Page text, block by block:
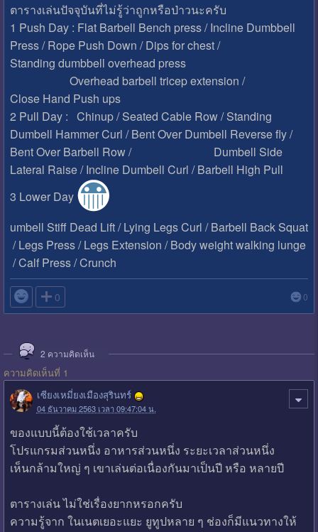
ตารางเล่นปัจจุบันที่ไม่รู้ว่าถูกหรือป่าวนะครับ
1 Push Day : Flat Barbell Bench press / Incline Dumbbell
Press / Rope Push Down / Dips for chest /
Standing dumbbell overhead press
Overhead barbell tricep extension /
Close Hand Push ups
2 Pull Day : Chinup / Seated Cable Row / Standing
Dumbell Hammer Curl / Bent Over Dumbell Reverse fly /
Bent Over Barbell Row / Dumbell Side
Lateral Raise / Incline Dumbell Curl / Barbell High Pull
3 Lower Day
umbell Stiff Dead Lift / Lying Legs Curl / Barbell Back Squat
/ Legs Press / Legs Extension / Body weight walking lunge
/ Calf Press / Crunch
 0 0
2 ความคิดเห็น
ความคิดเห็นที่ 1
เซียงเหมี่ยงเมืองสุรินทร์
04 ธันวาคม 2563 เวลา 09:47:04 น.
ของแบบนี้ต้องใช้เวลาครับ
โปรแกรมส่วนหนึ่ง อาหารส่วนหนึ่ง ระยะเวลาส่วนหนึ่ง
เห็นกล้ามใหญ่ ๆ เขาเล่นต่อเนื่องกันมาเป็นปี หรือ หลายปี
ตารางเล่น ไม่ใช่เรื่องยากหรอกครับ
ความรู้จาก ในเนตเยอะแยะ ยูทูปหลาย ๆ ช่องก็มีแนวทางให้